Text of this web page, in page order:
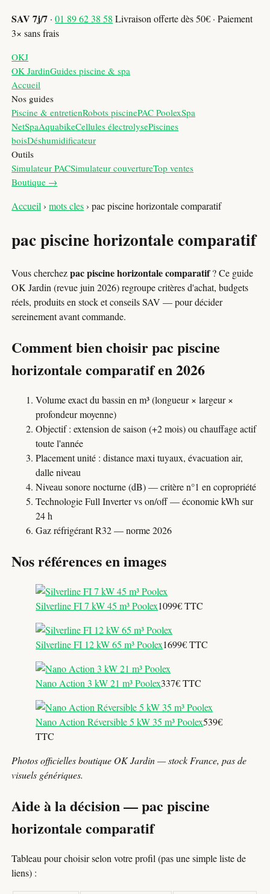
SAV 7j/7 ·01 89 62 38 58 Livraison offerte dès 50€ · Paiement
3× sans frais
OKJ
OK JardinGuides piscine & spa
Accueil
Nos guides
Piscine & entretienRobots piscinePAC PoolexSpa
NetSpaAquabikeCellules électrolysePiscines
boisDéshumidificateur
Outils
Simulateur PACSimulateur couvertureTop ventes
Boutique →
Accueil ›mots cles›pac piscine horizontale comparatif
pac piscine horizontale comparatif
Vous cherchezpac piscine horizontale comparatif? Ce guide
OK Jardin (revue juin 2026) regroupe critères d'achat, budgets
réels, produits en stock et conseils SAV — pour décider
sereinement avant commande.
Comment bien choisir pac piscine
horizontale comparatif en 2026
Volume exact du bassin en m³ (longueur × largeur ×
profondeur moyenne)
Objectif : extension de saison (+2 mois) ou chauffage actif
toute l'année
Placement unité : distance maxi tuyaux, évacuation air,
dalle niveau
Niveau sonore nocturne (dB) — critère n°1 en copropriété
Technologie Full Inverter vs on/off — économie kWh sur
24 h
Gaz réfrigérant R32 — norme 2026
Nos références en images
Silverline FI 7 kW 45 m³ Poolex1099€ TTC
Silverline FI 12 kW 65 m³ Poolex1699€ TTC
Nano Action 3 kW 21 m³ Poolex337€ TTC
Nano Action Réversible 5 kW 35 m³ Poolex539€
TTC
Photos officielles boutique OK Jardin — stock France, pas de
visuels génériques.
Aide à la décision — pac piscine
horizontale comparatif
Tableau pour choisir selon votre profil (pas une simple liste de
liens) :